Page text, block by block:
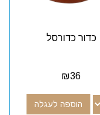
כדור כדורסל
₪36
הוספה לעגלה